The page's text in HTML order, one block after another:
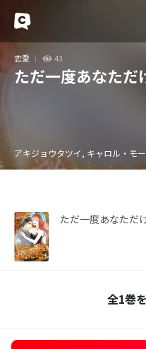
恋愛 43
ただ一度あなただ
アキジョウタツイ, キャロル・モ
ただ一度あなただ
全1巻